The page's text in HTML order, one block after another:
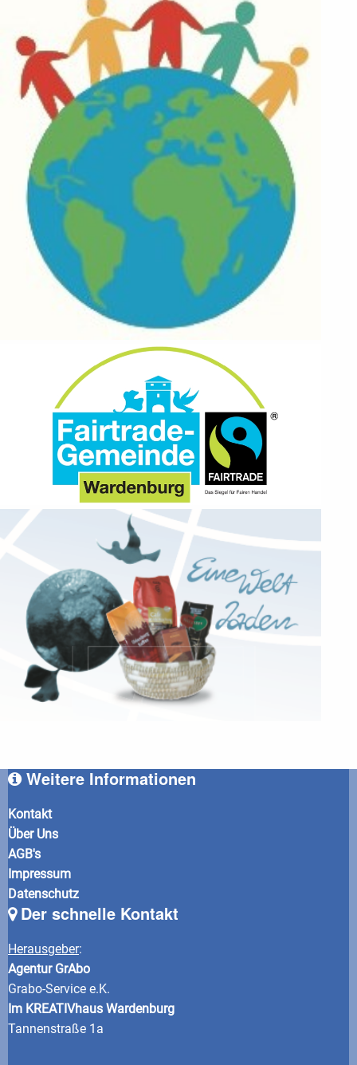
Weitere Informationen
Kontakt
Über Uns
AGB's
Impressum
Datenschutz
Der schnelle Kontakt
Herausgeber:
Agentur GrAbo
Grabo-Service e.K.
Im KREATIVhaus Wardenburg
Tannenstraße 1a